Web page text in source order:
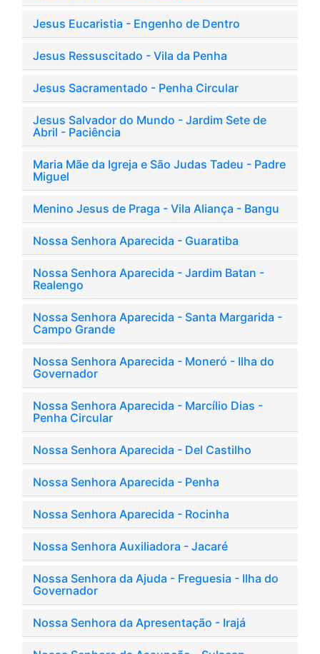
Jesus Eucaristia - Engenho de Dentro
Jesus Ressuscitado - Vila da Penha
Jesus Sacramentado - Penha Circular
Jesus Salvador do Mundo - Jardim Sete de
Abril - Paciência
Maria Mãe da Igreja e São Judas Tadeu - Padre
Miguel
Menino Jesus de Praga - Vila Aliança - Bangu
Nossa Senhora Aparecida - Guaratiba
Nossa Senhora Aparecida - Jardim Batan -
Realengo
Nossa Senhora Aparecida - Santa Margarida -
Campo Grande
Nossa Senhora Aparecida - Moneró - Ilha do
Governador
Nossa Senhora Aparecida - Marcílio Dias -
Penha Circular
Nossa Senhora Aparecida - Del Castilho
Nossa Senhora Aparecida - Penha
Nossa Senhora Aparecida - Rocinha
Nossa Senhora Auxiliadora - Jacaré
Nossa Senhora da Ajuda - Freguesia - Ilha do
Governador
Nossa Senhora da Apresentação - Irajá